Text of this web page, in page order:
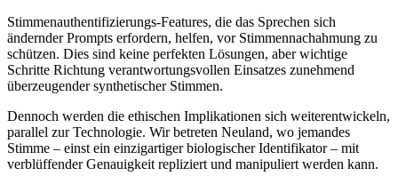
Stimmenauthentifizierungs-Features, die das Sprechen sich
ändernder Prompts erfordern, helfen, vor Stimmennachahmung zu
schützen. Dies sind keine perfekten Lösungen, aber wichtige
Schritte Richtung verantwortungsvollen Einsatzes zunehmend
überzeugender synthetischer Stimmen.
Dennoch werden die ethischen Implikationen sich weiterentwickeln,
parallel zur Technologie. Wir betreten Neuland, wo jemandes
Stimme – einst ein einzigartiger biologischer Identifikator – mit
verblüffender Genauigkeit repliziert und manipuliert werden kann.